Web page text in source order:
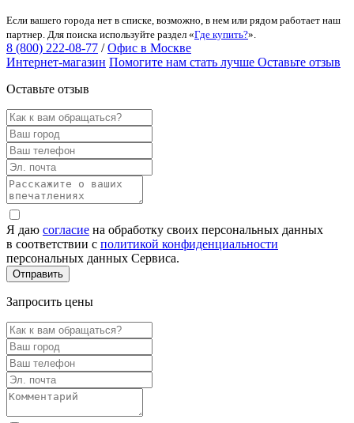
Если вашего города нет в списке, возможно, в нем или рядом работает наш
партнер. Для поиска используйте раздел «Где купить?».
8 (800) 222-08-77 / Офис в Москве
Интернет-магазин Помогите нам стать лучше Оставьте отзыв
Оставьте отзыв
Я даю согласие на обработку своих персональных данных
в соответствии с политикой конфиденциальности
персональных данных Сервиса.
Запросить цены